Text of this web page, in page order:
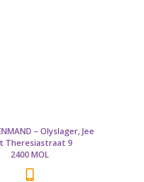
– Olyslager, Jee
Theresiastraat 9
2400 MOL
